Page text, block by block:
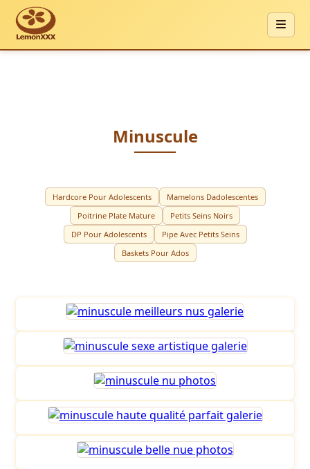
Minuscule
Hardcore Pour Adolescents
Mamelons Dadolescentes
Poitrine Plate Mature
Petits Seins Noirs
DP Pour Adolescents
Pipe Avec Petits Seins
Baskets Pour Ados